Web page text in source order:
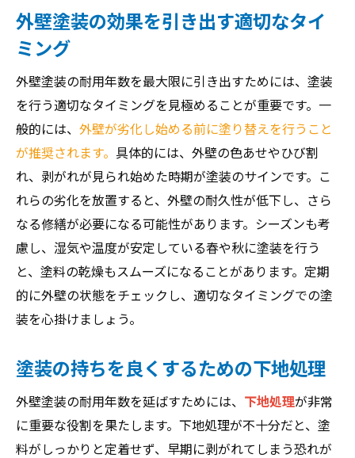
外壁塗装の効果を引き出す適切なタイ
ミング
外壁塗装の耐用年数を最大限に引き出すためには、塗装
を行う適切なタイミングを見極めることが重要です。一
般的には、 外壁が劣化し始める前に塗り替えを行うこと
が推奨されます。 具体的には、外壁の色あせやひび割
れ、剥がれが見られ始めた時期が塗装のサインです。こ
れらの劣化を放置すると、外壁の耐久性が低下し、さら
なる修繕が必要になる可能性があります。シーズンも考
慮し、湿気や温度が安定している春や秋に塗装を行う
と、塗料の乾燥もスムーズになることがあります。定期
的に外壁の状態をチェックし、適切なタイミングでの塗
装を心掛けましょう。
塗装の持ちを良くするための下地処理
外壁塗装の耐用年数を延ばすためには、 下地処理が非常
に重要な役割を果たします。下地処理が不十分だと、塗
料がしっかりと定着せず、早期に剥がれてしまう恐れが